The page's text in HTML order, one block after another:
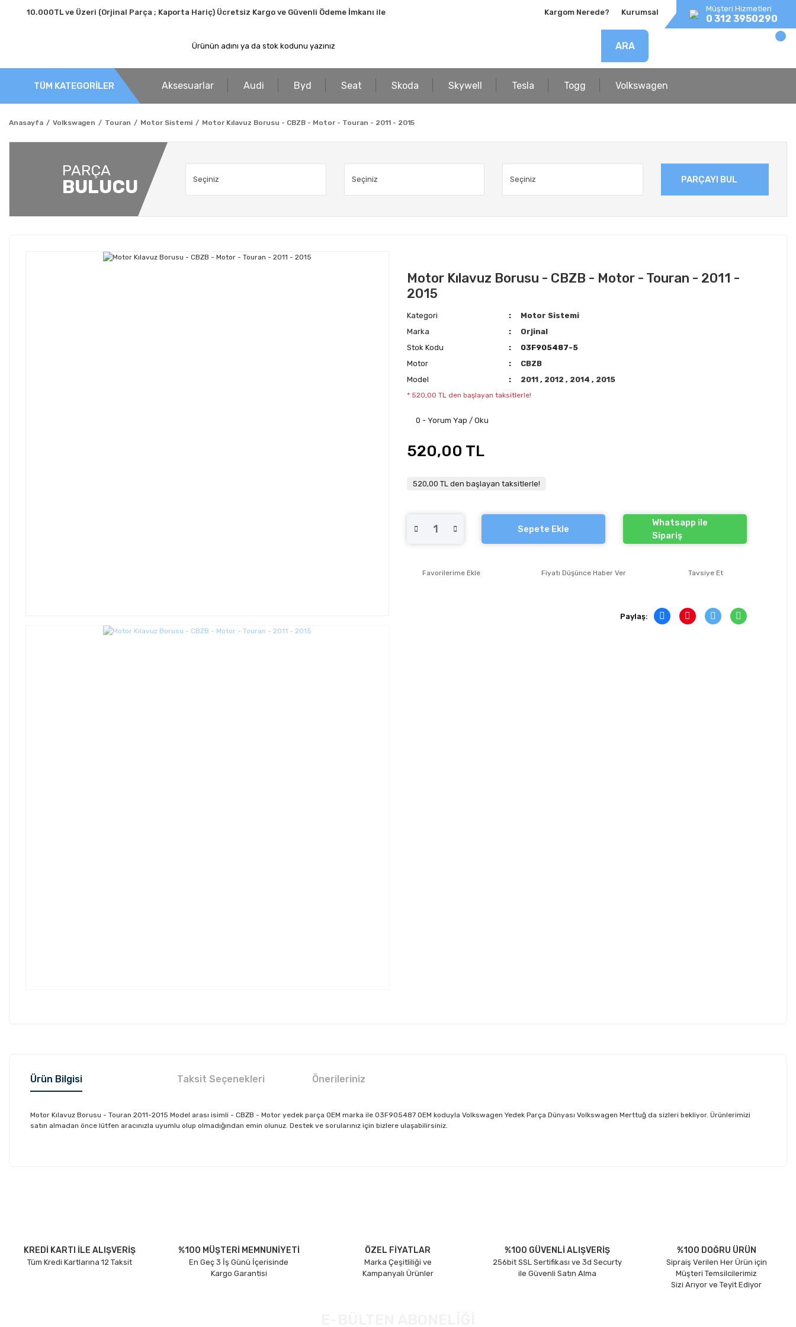
10.000TL ve Üzeri (Orjinal Parça ; Kaporta Hariç) Ücretsiz Kargo ve Güvenli Ödeme İmkanı ile Kargom Nerede? Kurumsal Müşteri Hizmetleri
0 312 3950290
ARA
TÜM KATEGORİLER Aksesuarlar Audi Byd Seat Skoda Skywell Tesla Togg Volkswagen
Anasayfa Volkswagen Touran Motor Sistemi Motor Kılavuz Borusu - CBZB - Motor - Touran - 2011 - 2015
PARÇA
BULUCU PARÇAYI BUL
Motor Kılavuz Borusu - CBZB - Motor - Touran - 2011 -
2015
Kategori
Motor Sistemi
Marka
Orjinal
Stok Kodu
03F905487-5
Motor
CBZB
Model
2011, 2012, 2014, 2015
* 520,00 TL den başlayan taksitlerle!
0 - Yorum Yap / Oku
520,00 TL
520,00 TL den başlayan taksitlerle!
Sepete Ekle
Whatsapp ile
Sipariş
Fiyatı Düşünce Haber Ver Tavsiye Et
Paylaş:
Ürün Bilgisi Taksit Seçenekleri Önerileriniz
Motor Kılavuz Borusu - Touran 2011-2015 Model arası isimli - CBZB - Motor yedek parça OEM marka ile 03F905487 OEM koduyla Volkswagen Yedek Parça Dünyası Volkswagen Merttuğ da sizleri bekliyor. Ürünlerimizi
satın almadan önce lütfen aracınızla uyumlu olup olmadığından emin olunuz. Destek ve sorularınız için bizlere ulaşabilirsiniz.
Ürün bilgilerinde hatalar bulunuyor.
Ürün fiyatı diğer sitelerden daha pahalı.
KREDİ KARTI İLE ALIŞVERİŞ
Tüm Kredi Kartlarına 12 Taksit
%100 MÜŞTERİ MEMNUNİYETİ
En Geç 3 İş Günü İçerisinde
Kargo Garantisi
ÖZEL FİYATLAR
Marka Çeşitliliği ve
Kampanyalı Ürünler
%100 GÜVENLİ ALIŞVERİŞ
256bit SSL Sertifikası ve 3d Securty
ile Güvenli Satın Alma
%100 DOĞRU ÜRÜN
Sipraiş Verilen Her Ürün için
Müşteri Temsilcilerimiz
Sizi Arıyor ve Teyit Ediyor